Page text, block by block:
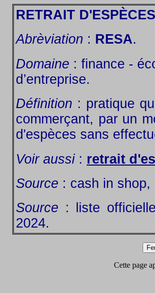
RETRAIT
Abrèviation : RESA.
Domaine : finance -
d’entreprise.
Définition : pratique
commerçant, par un
d'espèces sans
Voir aussi: retrait
Source : cash in
Source : liste
2024.
Cette page